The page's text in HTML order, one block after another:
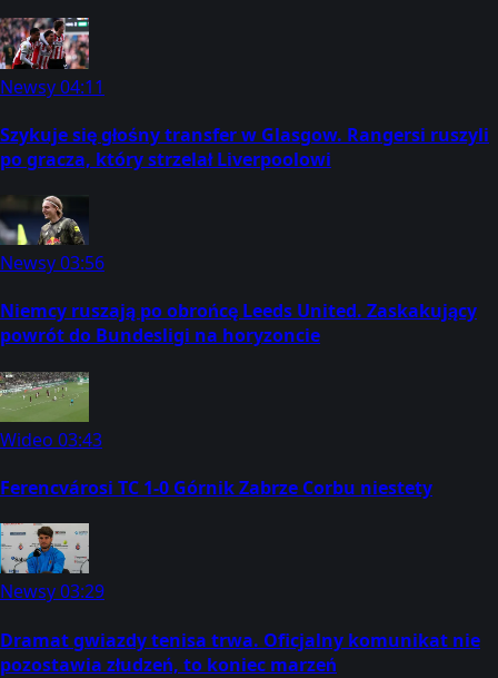
Newsy04:11
Szykuje się głośny transfer w Glasgow. Rangersi ruszyli
po gracza, który strzelał Liverpoolowi
Newsy03:56
Niemcy ruszają po obrońcę Leeds United. Zaskakujący
powrót do Bundesligi na horyzoncie
Wideo 03:43
Ferencvárosi TC 1-0 Górnik Zabrze Corbu niestety
Newsy03:29
Dramat gwiazdy tenisa trwa. Oficjalny komunikat nie
pozostawia złudzeń, to koniec marzeń